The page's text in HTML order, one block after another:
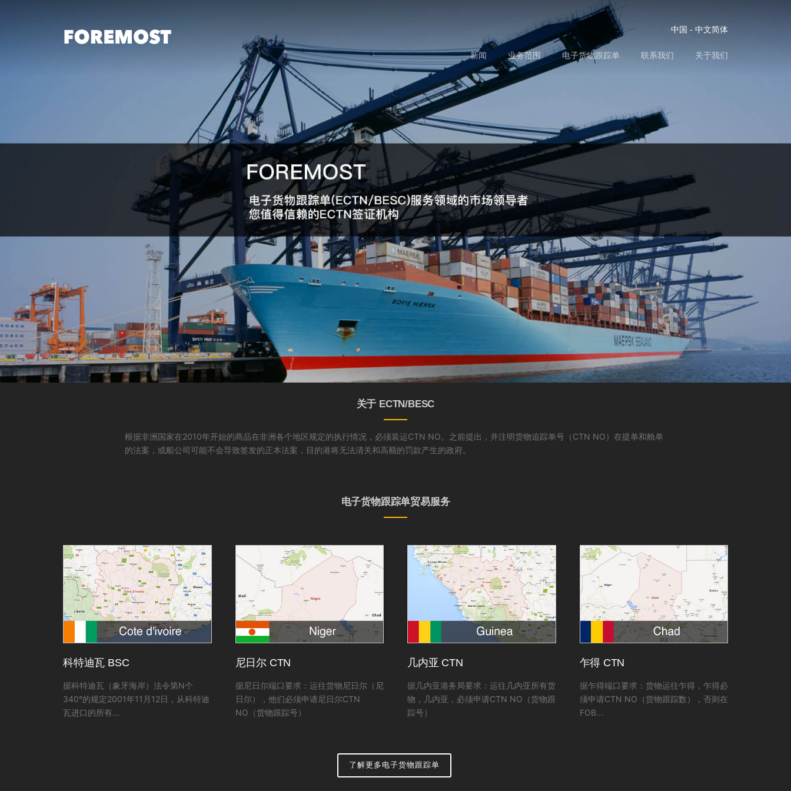
中国 - 中文简体
新闻 业务范围 电子货物跟踪单 联系我们 关于我们
关于 ECTN/BESC
根据非洲国家在2010年开始的商品在非洲各个地区规定的执行情况，必须装运CTN NO。之前提出，并注明货物追踪单号（CTN NO）在提单和舱单
的法案，或船公司可能不会导致签发的正本法案，目的港将无法清关和高额的罚款产生的政府。
电子货物跟踪单贸易服务
科特迪瓦 BSC
据科特迪瓦（象牙海岸）法令第N个
340°的规定2001年11月12日，从科特迪
瓦进口的所有...
尼日尔 CTN
据尼日尔端口要求：运往货物尼日尔（尼
日尔），他们必须申请尼日尔CTN
NO（货物跟踪号）
几内亚 CTN
据几内亚港务局要求：运往几内亚所有货
物，几内亚，必须申请CTN NO（货物跟
踪号）
乍得 CTN
据乍得端口要求：货物运往乍得，乍得必
须申请CTN NO（货物跟踪数），否则在
FOB...
了解更多电子货物跟踪单